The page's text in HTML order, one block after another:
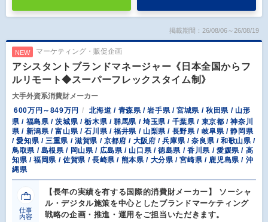
掲載期間：26/08/06～26/08/19
NEW マーケティング・販促企画
アシスタントブランドマネージャー《日本全国からフ
ルリモート◆スーパーフレックスタイム制》
大手外資系消費財メーカー
600万円～849万円
北海道 / 青森県 / 岩手県 / 宮城県 / 秋田県 / 山形
県 / 福島県 / 茨城県 / 栃木県 / 群馬県 / 埼玉県 / 千葉県 / 東京都 / 神奈川
県 / 新潟県 / 富山県 / 石川県 / 福井県 / 山梨県 / 長野県 / 岐阜県 / 静岡県
/ 愛知県 / 三重県 / 滋賀県 / 京都府 / 大阪府 / 兵庫県 / 奈良県 / 和歌山県 /
鳥取県 / 島根県 / 岡山県 / 広島県 / 山口県 / 徳島県 / 香川県 / 愛媛県 / 高
知県 / 福岡県 / 佐賀県 / 長崎県 / 熊本県 / 大分県 / 宮崎県 / 鹿児島県 / 沖
縄県
仕事
内容
【長年の実績を有する国際的消費財メーカー】 ソーシャ
ル・デジタル施策を中心としたブランドマーケティング
戦略の企画・推進・運用をご担当いただきます。